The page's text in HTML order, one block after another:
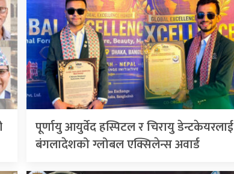
पूर्णायु आयुर्वेद हस्पिटल र चिरायु डेन्टकेयरलाई
बंगलादेशको ग्लोबल एक्सिलेन्स अवार्ड